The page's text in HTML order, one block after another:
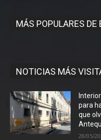
MÁS POPULARES
NOTICIAS MÁS
para
que
28/05/